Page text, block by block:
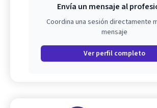
Envía un mensaje al
Coordina una sesión directamente
mensaje
Ver perfil completo